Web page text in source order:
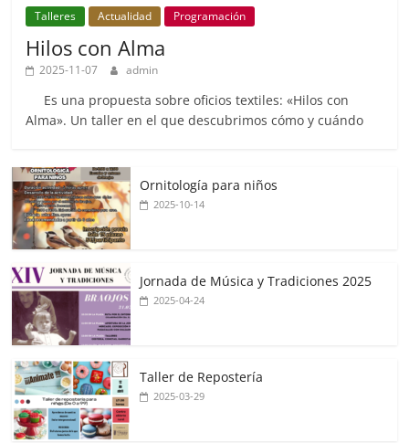
Talleres Actualidad Programación
Hilos con Alma
2025-11-07 admin
Es una propuesta sobre oficios textiles: «Hilos con
Alma». Un taller en el que descubrimos cómo y cuándo
Ornitología para niños
2025-10-14
Jornada de Música y Tradiciones 2025
2025-04-24
Taller de Repostería
2025-03-29